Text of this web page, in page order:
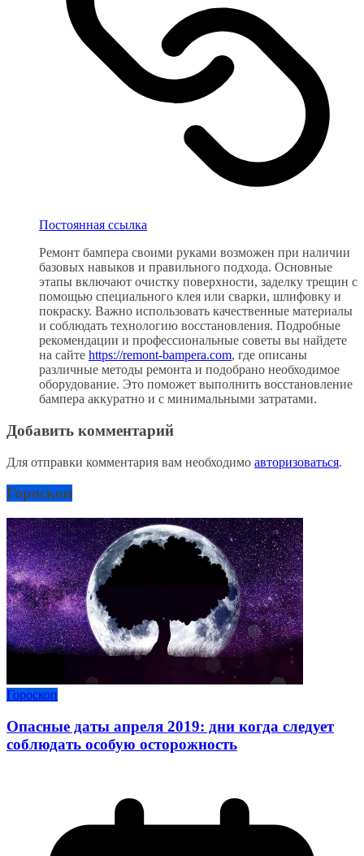
Постоянная ссылка
Ремонт бампера своими руками возможен при наличии
базовых навыков и правильного подхода. Основные
этапы включают очистку поверхности, заделку трещин с
помощью специального клея или сварки, шлифовку и
покраску. Важно использовать качественные материалы
и соблюдать технологию восстановления. Подробные
рекомендации и профессиональные советы вы найдете
на сайте https://remont-bampera.com, где описаны
различные методы ремонта и подобрано необходимое
оборудование. Это поможет выполнить восстановление
бампера аккуратно и с минимальными затратами.
Добавить комментарий
Для отправки комментария вам необходимо авторизоваться.
Гороскоп
Гороскоп
Опасные даты апреля 2019: дни когда следует
соблюдать особую осторожность